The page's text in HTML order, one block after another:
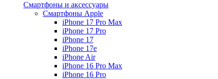
Смартфоны и аксессуары
Смартфоны Apple
iPhone 17 Pro Max
iPhone 17 Pro
iPhone 17
iPhone 17e
iPhone Air
iPhone 16 Pro Max
iPhone 16 Pro